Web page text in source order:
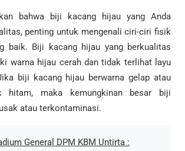
bahwa biji kacang hijau yang Anda
penting untuk mengenali ciri-ciri fisik
baik. Biji kacang hijau yang berkualitas
warna hijau cerah dan tidak terlihat layu
biji kacang hijau berwarna gelap atau
hitam, maka kemungkinan besar biji
atau terkontaminasi.
General DPM KBM Untirta :